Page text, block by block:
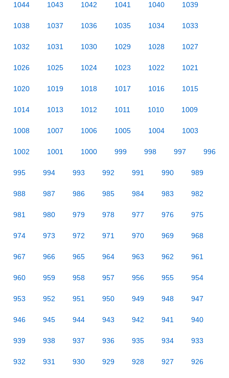
1044 1043 1042 1041 1040 1039
1038 1037 1036 1035 1034 1033
1032 1031 1030 1029 1028 1027
1026 1025 1024 1023 1022 1021
1020 1019 1018 1017 1016 1015
1014 1013 1012 1011 1010 1009
1008 1007 1006 1005 1004 1003
1002 1001 1000 999 998 997 996
995 994 993 992 991 990 989
988 987 986 985 984 983 982
981 980 979 978 977 976 975
974 973 972 971 970 969 968
967 966 965 964 963 962 961
960 959 958 957 956 955 954
953 952 951 950 949 948 947
946 945 944 943 942 941 940
939 938 937 936 935 934 933
932 931 930 929 928 927 926